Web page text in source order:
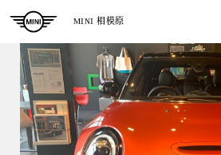
MINI 相模原